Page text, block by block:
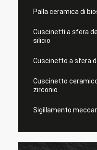
Palla ceramica di
Cuscinetti a sfera
silicio
Cuscinetto a sfera
Cuscinetto
zirconio
Sigillamento